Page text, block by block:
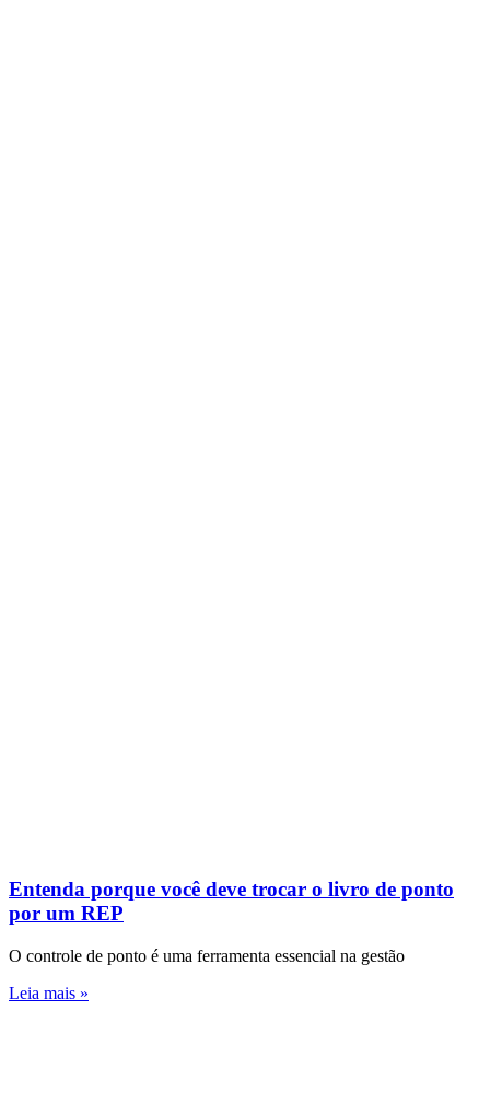
Entenda porque você deve trocar o livro de ponto
por um REP
O controle de ponto é uma ferramenta essencial na gestão
Leia mais »